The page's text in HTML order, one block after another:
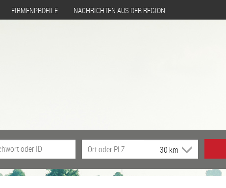
FIRMENPROFILE NACHRICHTEN AUS DER REGION